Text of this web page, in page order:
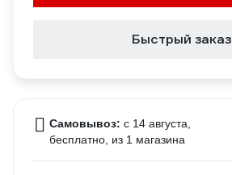
Быстрый заказ
Самовывоз: c 14 августа,
бесплатно , из 1 магазина